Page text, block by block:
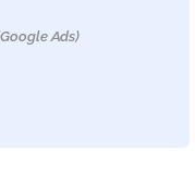
Ads)